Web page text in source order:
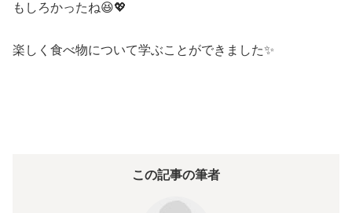
もしろかったね😆💖
楽しく食べ物について学ぶことができました✨
この記事の筆者